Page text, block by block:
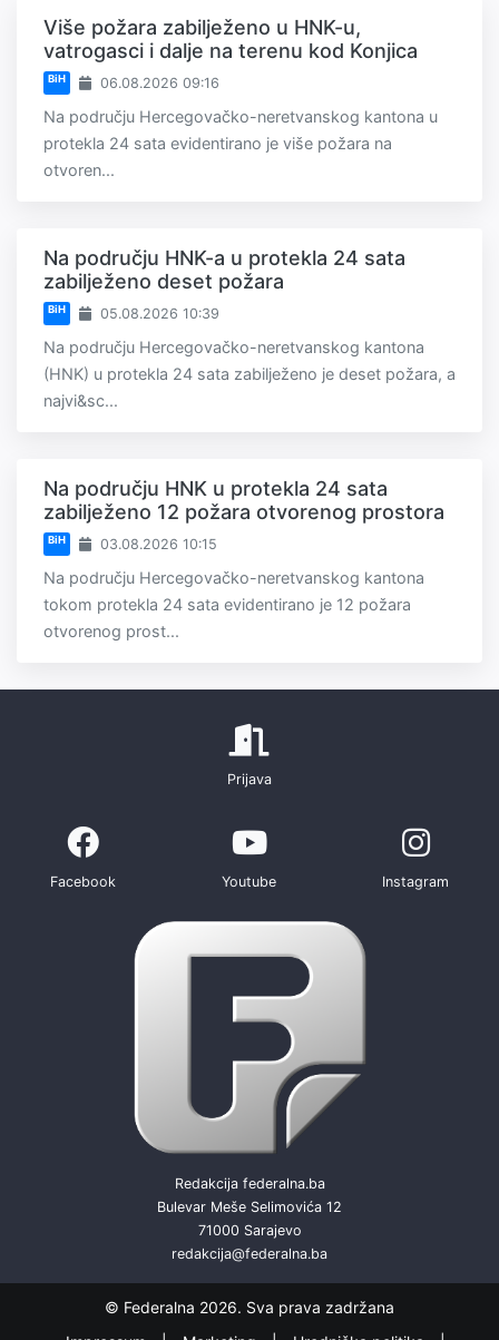
Više požara zabilježeno u HNK-u,
vatrogasci i dalje na terenu kod Konjica
BiH 06.08.2026 09:16
Na području Hercegovačko-neretvanskog kantona u
protekla 24 sata evidentirano je više požara na
otvoren...
Na području HNK-a u protekla 24 sata
zabilježeno deset požara
BiH 05.08.2026 10:39
Na području Hercegovačko-neretvanskog kantona
(HNK) u protekla 24 sata zabilježeno je deset požara, a
najvi&sc...
Na području HNK u protekla 24 sata
zabilježeno 12 požara otvorenog prostora
BiH 03.08.2026 10:15
Na području Hercegovačko-neretvanskog kantona
tokom protekla 24 sata evidentirano je 12 požara
otvorenog prost...
Prijava
Facebook Youtube Instagram
Redakcija federalna.ba
Bulevar Meše Selimovića 12
71000 Sarajevo
redakcija@federalna.ba
© Federalna 2026. Sva prava zadržana